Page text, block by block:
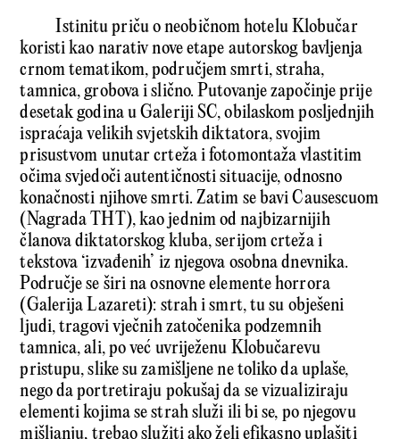
Istinitu priču o neobičnom hotelu Klobučar
koristi kao narativ nove etape autorskog bavljenja
crnom tematikom, područjem smrti, straha,
tamnica, grobova i slično. Putovanje započinje prije
desetak godina u Galeriji SC, obilaskom posljednjih
ispraćaja velikih svjetskih diktatora, svojim
prisustvom unutar crteža i fotomontaža vlastitim
očima svjedoči autentičnosti situacije, odnosno
konačnosti njihove smrti. Zatim se bavi Causescuom
(Nagrada THT), kao jednim od najbizarnijih
članova diktatorskog kluba, serijom crteža i
tekstova ‘izvađenih’ iz njegova osobna dnevnika.
Područje se širi na osnovne elemente horrora
(Galerija Lazareti): strah i smrt, tu su obješeni
ljudi, tragovi vječnih zatočenika podzemnih
tamnica, ali, po već uvriježenu Klobučarevu
pristupu, slike su zamišljene ne toliko da uplaše,
nego da portretiraju pokušaj da se vizualiziraju
elementi kojima se strah služi ili bi se, po njegovu
mišljanju, trebao služiti ako želi efikasno uplašiti